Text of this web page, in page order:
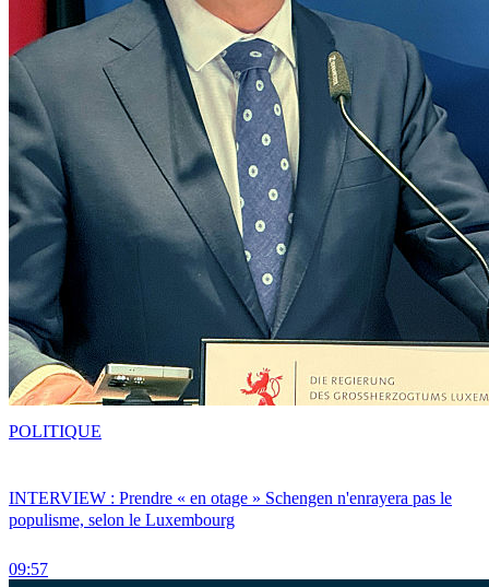
INTERVIEW : Prendre « en otage » Schengen n'enrayera pas le
populisme, selon le Luxembourg
09:57
POLITIQUE